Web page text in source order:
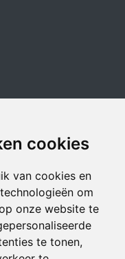
cookies
van cookies en
om
onze website te
te tonen,